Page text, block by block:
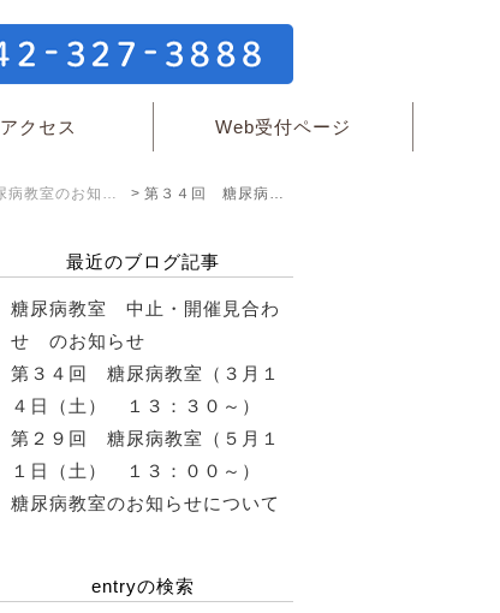
アクセス Web受付ページ
糖尿病教室のお知らせ 第３４回 糖尿病教室（３月１４日（土） １３：３０～）
最近のブログ記事
糖尿病教室 中止・開催見合わ
せ のお知らせ
第３４回 糖尿病教室（３月１
４日（土） １３：３０～）
第２９回 糖尿病教室（５月１
１日（土） １３：００～）
糖尿病教室のお知らせについて
entryの検索